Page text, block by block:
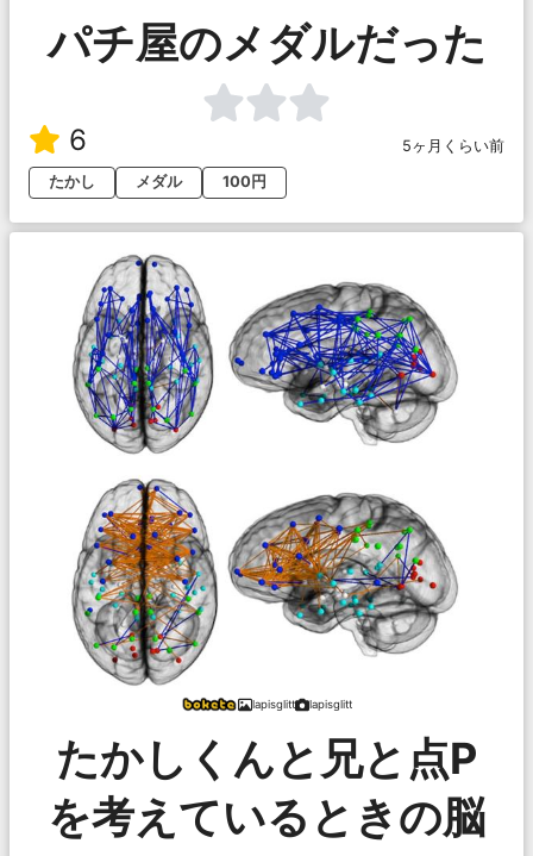
パチ屋のメダルだった
6
5ヶ月くらい前
たかし
メダル 100円
lapisglitt lapisglitt
たかしくんと兄と点P
を考えているときの脳